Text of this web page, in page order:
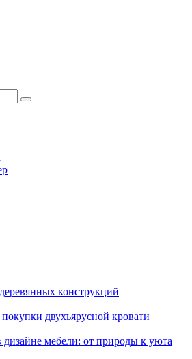
конструкций
двухъярусной кровати
мебели: от природы к уюта